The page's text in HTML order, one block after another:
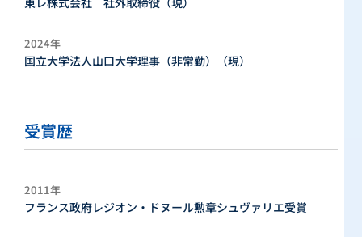
2024年
国立大学法人山口大学理事（非常勤）（現）
受賞歴
2011年
フランス政府レジオン・ドヌール勲章シュヴァリエ受賞